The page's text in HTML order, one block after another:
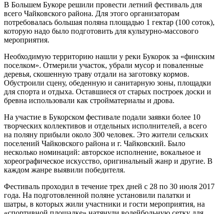
В Большем Букоре решили провести летний фестиваль для
всего Чайковского района. Для этого организаторам
потребовалась большая поляна площадью 1 гектар (100 соток),
которую надо было подготовить для культурно-массового
мероприятия.
Необходимую территорию нашли у реки Букорок за «финским
поселком». Отмерили участок, убрали мусор и поваленные
деревья, скошенную траву отдали на заготовку кормов.
Обустроили сцену, обеденную и санитарную зоны, площадки
для спорта и отдыха. Оставшиеся от старых построек доски и
бревна использовали как стройматериалы и дрова.
На участие в Букорском фестивале подали заявки более 10
творческих коллективов и отдельных исполнителей, а всего
на поляну прибыли около 300 человек. Это жители сельских
поселений Чайковского района и г. Чайковский. Было
несколько номинаций: авторское исполнение, вокальное и
хореографическое искусство, оригинальный жанр и другие. В
каждом жанре выявили победителя.
Фестиваль проходил в течение трех дней с 28 по 30 июля 2017
года. На подготовленной поляне установили палатки и
шатры, в которых жили участники и гости мероприятия, на